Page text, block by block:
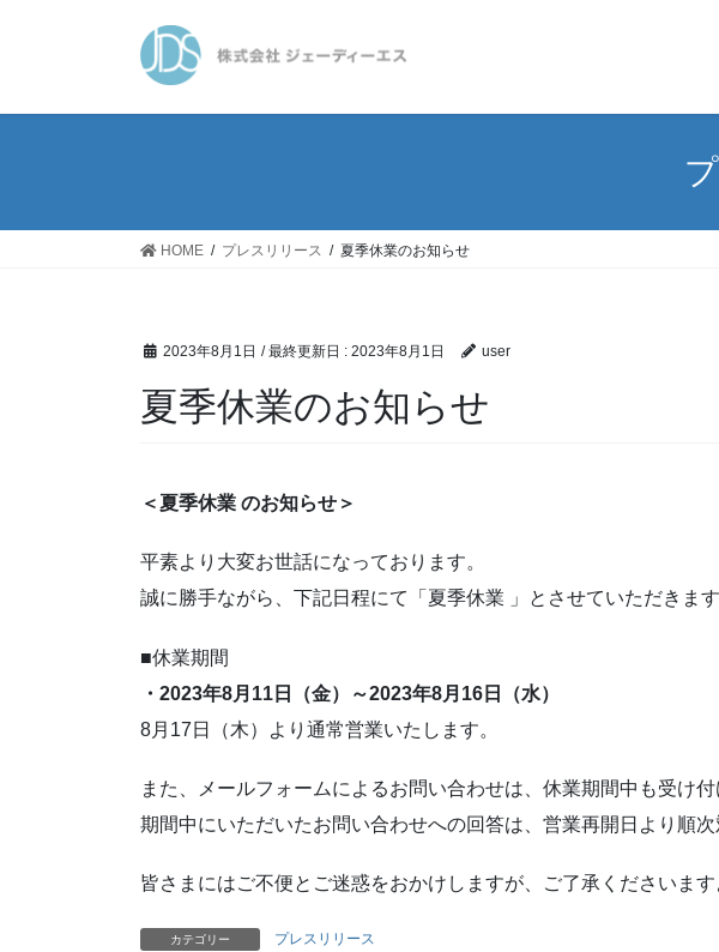
HOME プレスリリース 夏季休業のお知らせ
2023年8月1日 / 最終更新日 : 2023年8月1日 user
夏季休業のお知らせ
＜夏季休業 のお知らせ＞
平素より大変お世話になっております。
誠に勝手ながら、下記日程にて「夏季休業 」とさせていただきます
■休業期間
・2023年8月11日（金）～2023年8月16日（水）
8月17日（木）より通常営業いたします。
また、メールフォームによるお問い合わせは、休業期間中も受け付
期間中にいただいたお問い合わせへの回答は、営業再開日より順次
皆さまにはご不便とご迷惑をおかけしますが、ご了承くださいます
カテゴリー プレスリリース